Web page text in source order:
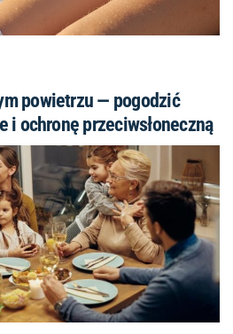
powietrzu — pogodzić
i ochronę przeciwsłoneczną